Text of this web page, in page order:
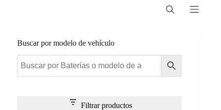
Buscar por modelo de vehículo
Filtrar productos